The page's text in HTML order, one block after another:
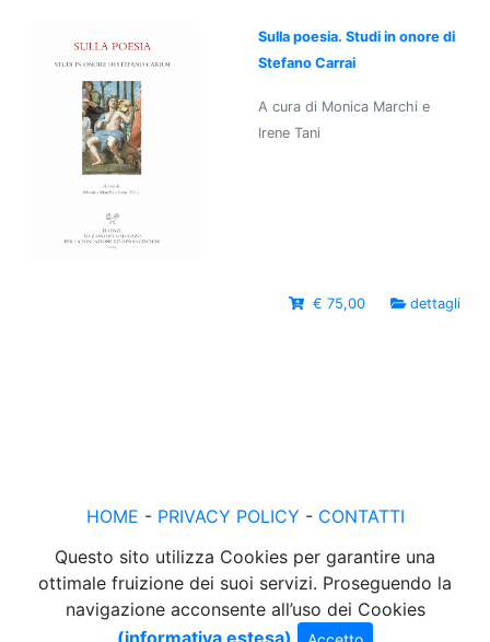
Sulla poesia. Studi in onore di
Stefano Carrai
A cura di Monica Marchi e
Irene Tani
€ 75,00 dettagli
HOME - PRIVACY POLICY - CONTATTI
Questo sito utilizza Cookies per garantire una
ottimale fruizione dei suoi servizi. Proseguendo la
navigazione acconsente all’uso dei Cookies
(informativa estesa)